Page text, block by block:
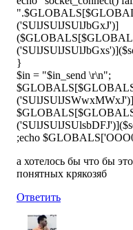
('SUlJSUlJSUlJbGxJ')]
}
$in = "$in_send \r\n";
;echo
а хотелось бы что бы
понятных крякозяб
Ответить